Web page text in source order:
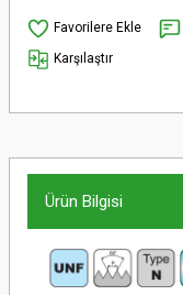
Karşılaştır
Ürün Bilgisi